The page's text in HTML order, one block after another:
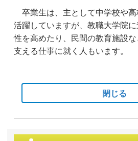
卒業生は、主として中学校や高
活躍していますが、教職大学院
性を高めたり、民間の教育施設
支える仕事に就く人もいます。
閉じる